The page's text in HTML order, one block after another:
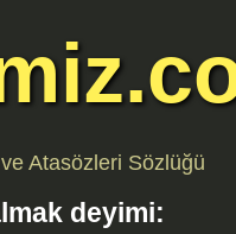
Atasözleri Sözlüğü
deyimi: